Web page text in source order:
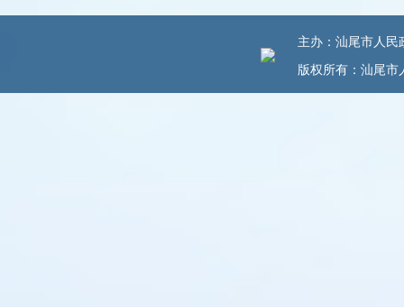
主办：汕尾市人民
版权所有：汕尾